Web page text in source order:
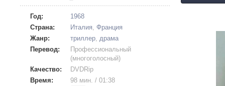
Год:
1968
Страна:
Италия, Франция
Жанр:
триллер, драма
Перевод:
Профессиональный
(многоголосный)
Качество:
DVDRip
Время:
98 мин. / 01:38